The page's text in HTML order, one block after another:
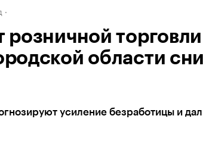
розничной торговли
области
усиление безработицы и